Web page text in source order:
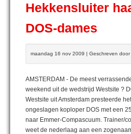
Hekkensluiter
DOS-dames
maandag 16 nov 2009 | Geschreven door
AMSTERDAM - De meest
weekend uit de wedstrijd Westsite ?
Westsite uit Amsterdam presteerde
ongeslagen koploper DOS met een
naar Emmer-Compascuum. Trainer/
weet de nederlaag aan een